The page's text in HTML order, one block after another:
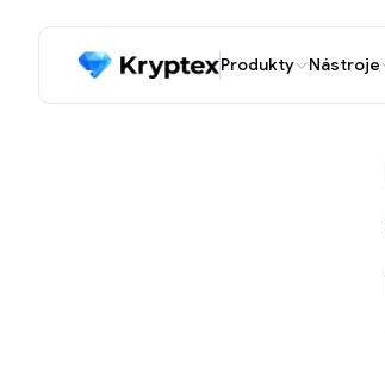
Produkty Nástroje